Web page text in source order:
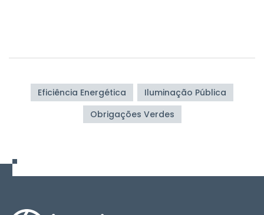
Eficiência Energética
Iluminação Pública
Obrigações Verdes